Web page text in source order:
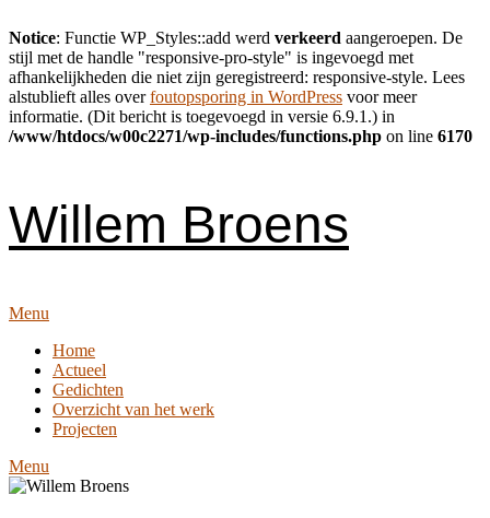
Notice: Functie WP_Styles::add werd verkeerd aangeroepen. De
stijl met de handle "responsive-pro-style" is ingevoegd met
afhankelijkheden die niet zijn geregistreerd: responsive-style. Lees
alstublieft alles overfoutopsporing in WordPress voor meer
informatie. (Dit bericht is toegevoegd in versie 6.9.1.) in
/www/htdocs/w00c2271/wp-includes/functions.php on line 6170
Willem Broens
Menu
Home
Actueel
Gedichten
Overzicht van het werk
Projecten
Menu